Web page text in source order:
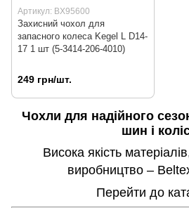
Артикул: BX95600
Захисний чохол для
запасного колеса Kegel L D14-
17 1 шт (5-3414-206-4010)
249 грн/шт.
Чохли для надійного
шин і
Висока якість
виробництво –
Перейти до